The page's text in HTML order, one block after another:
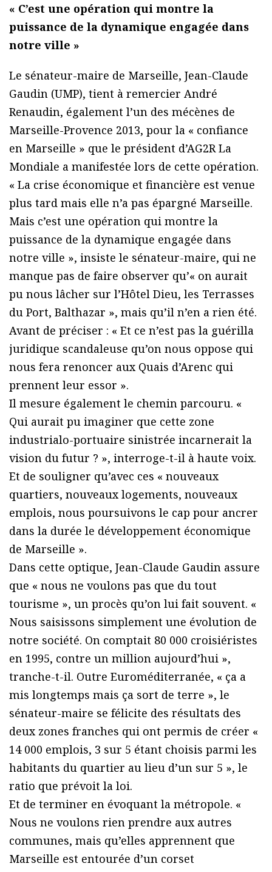
« C’est une opération qui montre la
puissance de la dynamique engagée dans
notre ville »
Le sénateur-maire de Marseille, Jean-Claude
Gaudin (UMP), tient à remercier André
Renaudin, également l’un des mécènes de
Marseille-Provence 2013, pour la « confiance
en Marseille » que le président d’AG2R La
Mondiale a manifestée lors de cette opération.
« La crise économique et financière est venue
plus tard mais elle n’a pas épargné Marseille.
Mais c’est une opération qui montre la
puissance de la dynamique engagée dans
notre ville », insiste le sénateur-maire, qui ne
manque pas de faire observer qu’« on aurait
pu nous lâcher sur l’Hôtel Dieu, les Terrasses
du Port, Balthazar », mais qu’il n’en a rien été.
Avant de préciser : « Et ce n’est pas la guérilla
juridique scandaleuse qu’on nous oppose qui
nous fera renoncer aux Quais d’Arenc qui
prennent leur essor ».
Il mesure également le chemin parcouru. «
Qui aurait pu imaginer que cette zone
industrialo-portuaire sinistrée incarnerait la
vision du futur ? », interroge-t-il à haute voix.
Et de souligner qu’avec ces « nouveaux
quartiers, nouveaux logements, nouveaux
emplois, nous poursuivons le cap pour ancrer
dans la durée le développement économique
de Marseille ».
Dans cette optique, Jean-Claude Gaudin assure
que « nous ne voulons pas que du tout
tourisme », un procès qu’on lui fait souvent. «
Nous saisissons simplement une évolution de
notre société. On comptait 80 000 croisiéristes
en 1995, contre un million aujourd’hui »,
tranche-t-il. Outre Euroméditerranée, « ça a
mis longtemps mais ça sort de terre », le
sénateur-maire se félicite des résultats des
deux zones franches qui ont permis de créer «
14 000 emplois, 3 sur 5 étant choisis parmi les
habitants du quartier au lieu d’un sur 5 », le
ratio que prévoit la loi.
Et de terminer en évoquant la métropole. «
Nous ne voulons rien prendre aux autres
communes, mais qu’elles apprennent que
Marseille est entourée d’un corset